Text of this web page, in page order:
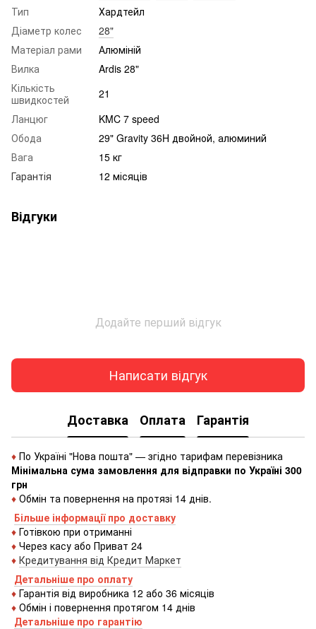
Тип
Хардтейл
Діаметр колес
28"
Матеріал рами
Алюміній
Вилка
Ardis 28"
Кількість
швидкостей
21
Ланцюг
KMC 7 speed
Обода
29" Gravity 36H двойной, алюминий
Вага
15 кг
Гарантія
12 місяців
Відгуки
Додайте перший відгук
Написати відгук
Доставка Оплата Гарантія
♦ По Україні "Нова пошта" — згідно тарифам перевізника
Мінімальна сума замовлення для відправки по Україні 300
грн
♦ Обмін та повернення на протязі 14 днів.
Більше інформації про доставку
♦ Готівкою при отриманні
♦ Через касу або Приват 24
♦ Кредитування від Кредит Маркет
Детальніше про оплату
♦ Гарантія від виробника 12 або 36 місяців
♦ Обмін і повернення протягом 14 днів
Детальніше про гарантію